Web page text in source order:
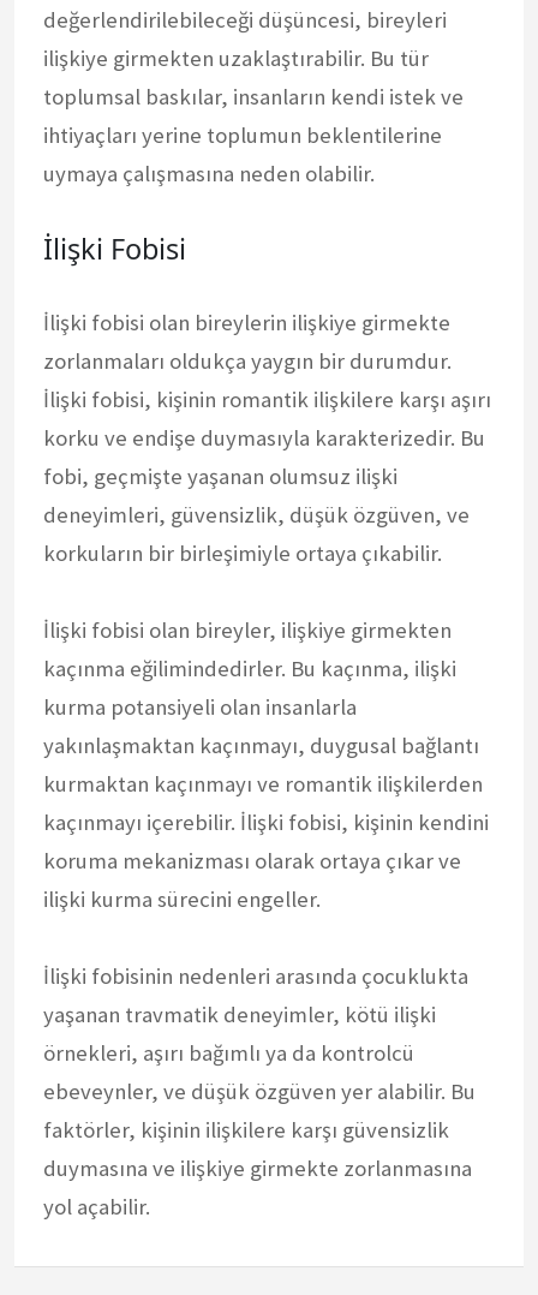
değerlendirilebileceği düşüncesi, bireyleri
ilişkiye girmekten uzaklaştırabilir. Bu tür
toplumsal baskılar, insanların kendi istek ve
ihtiyaçları yerine toplumun beklentilerine
uymaya çalışmasına neden olabilir.
İlişki Fobisi
İlişki fobisi olan bireylerin ilişkiye girmekte
zorlanmaları oldukça yaygın bir durumdur.
İlişki fobisi, kişinin romantik ilişkilere karşı aşırı
korku ve endişe duymasıyla karakterizedir. Bu
fobi, geçmişte yaşanan olumsuz ilişki
deneyimleri, güvensizlik, düşük özgüven, ve
korkuların bir birleşimiyle ortaya çıkabilir.
İlişki fobisi olan bireyler, ilişkiye girmekten
kaçınma eğilimindedirler. Bu kaçınma, ilişki
kurma potansiyeli olan insanlarla
yakınlaşmaktan kaçınmayı, duygusal bağlantı
kurmaktan kaçınmayı ve romantik ilişkilerden
kaçınmayı içerebilir. İlişki fobisi, kişinin kendini
koruma mekanizması olarak ortaya çıkar ve
ilişki kurma sürecini engeller.
İlişki fobisinin nedenleri arasında çocuklukta
yaşanan travmatik deneyimler, kötü ilişki
örnekleri, aşırı bağımlı ya da kontrolcü
ebeveynler, ve düşük özgüven yer alabilir. Bu
faktörler, kişinin ilişkilere karşı güvensizlik
duymasına ve ilişkiye girmekte zorlanmasına
yol açabilir.